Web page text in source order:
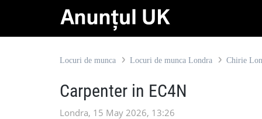
Locuri de munca Locuri de munca Londra Chirie
Carpenter in EC4N
Londra, 15 May 2026, 13:26